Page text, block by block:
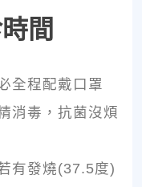
間
全程配戴口罩
消毒，抗菌沒煩
有發燒(37.5度)